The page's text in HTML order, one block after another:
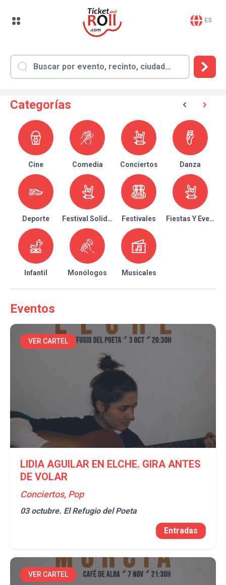
ES
Categorías
Cine Comedia Conciertos Danza
Deporte Festival Solidario Festivales Fiestas Y Eventos
Infantil Monólogos Musicales
Eventos
VER CARTEL
LIDIA AGUILAR EN ELCHE. GIRA ANTES
DE VOLAR
Conciertos, Pop
03 octubre. El Refugio del Poeta
Entradas
VER CARTEL